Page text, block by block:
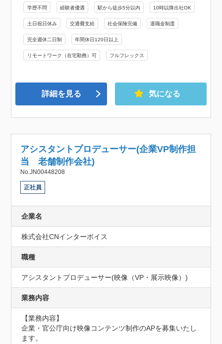
学歴不問 経験者優遇 駅から徒歩5分以内 10時以降出社OK
土日祝日休み 交通費支給 社会保険完備 退職金制度
完全週休二日制 年間休日120日以上
リモートワーク（在宅勤務）可 フルフレックス
詳細を見る 気になる
アシスタントプロデューサー(企業VP制作担
当 老舗制作会社)
No.JN00448208
正社員
企業名
株式会社CNインターボイス
職種
アシスタントプロデューサー(映像（VP・展示映像）)
業務内容
【業務内容】
企業・官公庁向け映像コンテンツ制作のAPを募集いたし
ます。